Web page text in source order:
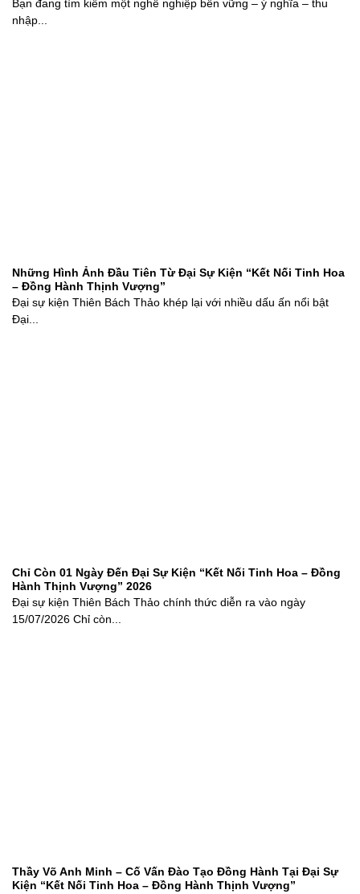
Bạn đang tìm kiếm một nghề nghiệp bền vững – ý nghĩa – thu
nhập...
Những Hình Ảnh Đầu Tiên Từ Đại Sự Kiện “Kết Nối Tinh Hoa
– Đồng Hành Thịnh Vượng”
Đại sự kiện Thiên Bách Thảo khép lại với nhiều dấu ấn nổi bật
Đại...
Chỉ Còn 01 Ngày Đến Đại Sự Kiện “Kết Nối Tinh Hoa – Đồng
Hành Thịnh Vượng” 2026
Đại sự kiện Thiên Bách Thảo chính thức diễn ra vào ngày
15/07/2026 Chỉ còn...
Thầy Võ Anh Minh – Cố Vấn Đào Tạo Đồng Hành Tại Đại Sự
Kiện “Kết Nối Tinh Hoa – Đồng Hành Thịnh Vượng”